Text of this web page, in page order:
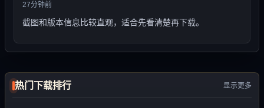
27分钟前
截图和版本信息比较直观，适合先看清楚再下载。
热门下载排行 显示更多